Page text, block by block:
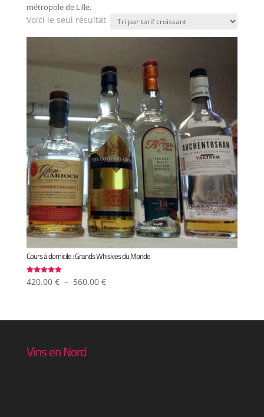
métropole de Lille.
Voici le seul résultat
Cours à domicile : Grands Whiskies du Monde
Note
5.00
420.00 € – 560.00 €Plage
420.00 €
Vins en Nord